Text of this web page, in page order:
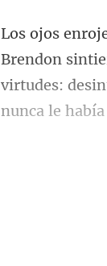
virtudes: